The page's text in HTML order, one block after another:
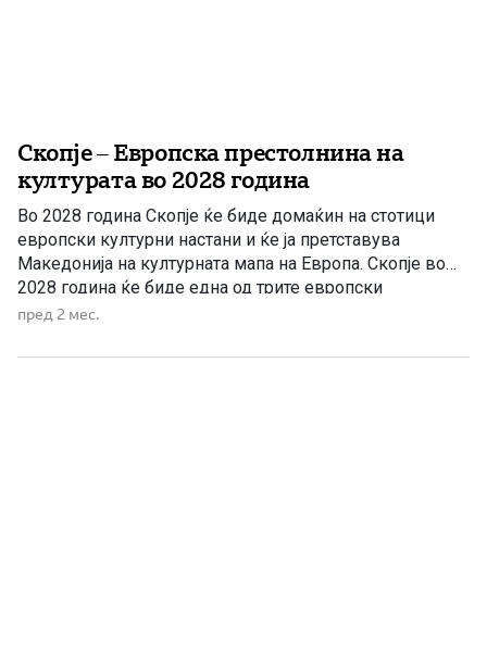
Скопје – Европска престолнина на
културата во 2028 година
Во 2028 година Скопје ќе биде домаќин на стотици
европски културни настани и ќе ја претставува
Македонија на културната мапа на Европа. Скопје во
2028 година ќе биде една од трите европски
престолнини на културата, заедно со Бурж во Франција
најзначајните меѓународни признанија што некогаш го
пред 2 мес.